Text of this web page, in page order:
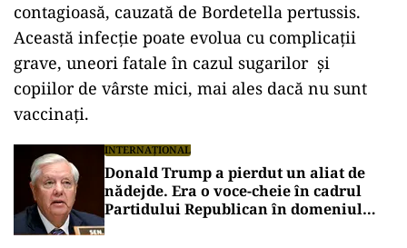
contagioasă, cauzată de Bordetella pertussis.
Această infecție poate evolua cu complicații
grave, uneori fatale în cazul sugarilor și
copiilor de vârste mici, mai ales dacă nu sunt
vaccinați.
INTERNAȚIONAL
Donald Trump a pierdut un aliat de
nădejde. Era o voce-cheie în cadrul
Partidului Republican în domeniul